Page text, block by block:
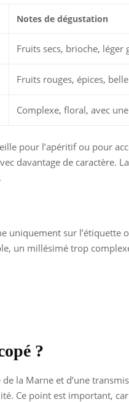
Notes de dégustation
Fruits secs, brioche, léger
Fruits rouges, épices,
Complexe, floral, avec
pour l’apéritif ou pour
davantage de caractère. La
sur l’étiquette
un millésimé trop
?
la Marne et d’une
Ce point est important,